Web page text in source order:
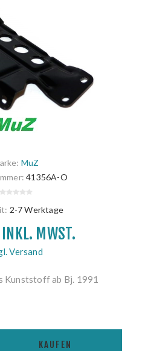
MuZ
41356A-O
2-7 Werktage
MWST.
Versand
Kunststoff ab Bj. 1991
KAUFEN